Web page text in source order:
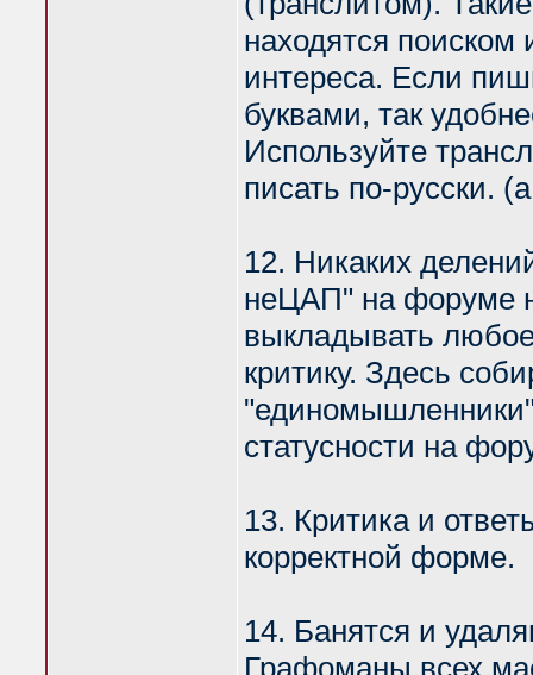
находятся поиском
интереса. Если
буквами, так
Используйте
писать по-русски.
12. Никаких
неЦАП" на форуме
выкладывать
критику. Здесь
статусности на
13. Критика и
корректной форме.
14. Банятся и
Графоманы всех